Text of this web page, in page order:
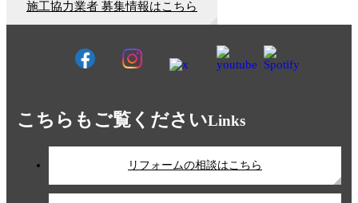
施工協力業者 募集情報はこちら
こちらもご覧くださいLinks
リフォームの相談はこちら